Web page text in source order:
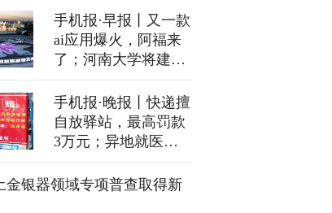
手机报·早报丨又一款
ai应用爆火，阿福来
了；河南大学将建9
个新工科学院
手机报·晚报丨快递擅
自放驿站，最高罚款
3万元；异地就医费
用清算周期将逐步缩
短
金银器领域专项普查取得新